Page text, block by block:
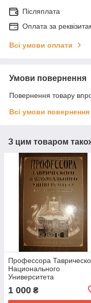
Післяплата
Оплата за
Всі умови оплати
Умови повернення
Повернення товару
Всі умови повернення
З цим товаром
Профессора
Национального
Университета
1 000 ₴